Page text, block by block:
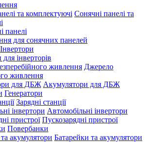
Сонячні панелі та
панелі
для сонячних панелей
Інвертори
інверторів
Джерело
живлення
Акумулятори для ДБЖ
Генератори
Зарядні станції
Автомобільні інвертори
Пускозарядні пристрої
Повербанки
Батарейки та акумулятори